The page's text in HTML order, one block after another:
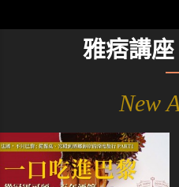
雅痞講
New